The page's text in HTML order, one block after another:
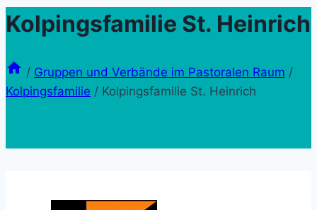
Kolpingsfamilie St. Heinrich
/ Gruppen und Verbände im Pastoralen Raum /
Kolpingsfamilie / Kolpingsfamilie St. Heinrich